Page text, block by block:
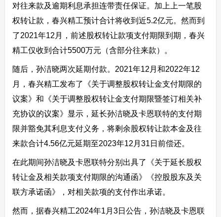
对往来款及逾期利息承担连带责任保证。加上上一笔股
权转让款，春兴精工预计合计将收到近5.2亿元。然而到
了2021年12月，前述股权转让款项支付期限到期，春兴
精工仅收到合计5500万元（含部分往来款）。
随后，孙洁晓两次延期付款。2021年12月和2022年12
月，春兴精工发布了《关于调整股权转让金支付期限的
议案》和《关于调整股权转让金支付期限暨签订相关补
充协议的议案》显示，延长孙洁晓及卡恩联特的支付期
限并豁免其利息支付义务，将剩余股权转让款本金及往
来款合计4.56亿元延期至2023年12月31日前偿还。
在此期间孙洁晓及卡恩联特分别出具了《关于延长股权
转让金及相关款项支付期限的沟通函》《控股股东及关
联方承诺函》，对相关款项的支付作出承诺。
然而，据春兴精工2024年1月3日公告，孙洁晓及卡恩联